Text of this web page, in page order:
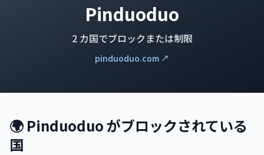
Pinduoduo
2 カ国でブロックまたは制限
pinduoduo.com ↗
🌍 Pinduoduo がブロックされている
国